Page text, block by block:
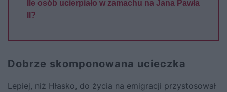
Ile osób ucierpiało w zamachu na Jana Pawła
II?
Dobrze skomponowana ucieczka
Lepiej, niż Hłasko, do życia na emigracji przystosował